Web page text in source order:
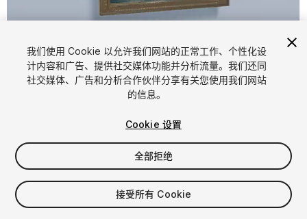
1 /4
$4.99
我们使用 Cookie 以允许我们网站的正常工作、个性化设
计内容和广告、提供社交媒体功能并分析流量。我们还同
社交媒体、广告和分析合作伙伴分享有关您使用我们网站
的信息。
Cookie 设置
全部拒绝
接受所有 Cookie